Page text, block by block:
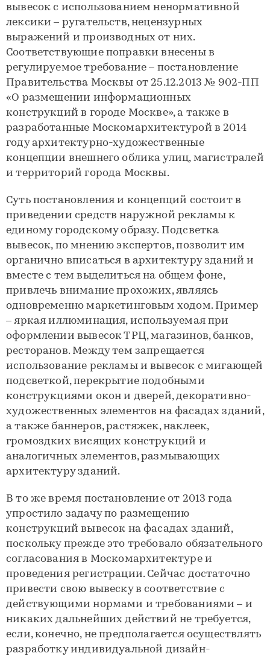
вывесок с использованием ненормативной
лексики – ругательств, нецензурных
выражений и производных от них.
Соответствующие поправки внесены в
регулируемое требование – постановление
Правительства Москвы от 25.12.2013 № 902-ПП
«О размещении информационных
конструкций в городе Москве», а также в
разработанные Москомархитектурой в 2014
году архитектурно-художественные
концепции внешнего облика улиц, магистралей
и территорий города Москвы.
Суть постановления и концепций состоит в
приведении средств наружной рекламы к
единому городскому образу. Подсветка
вывесок, по мнению экспертов, позволит им
органично вписаться в архитектуру зданий и
вместе с тем выделиться на общем фоне,
привлечь внимание прохожих, являясь
одновременно маркетинговым ходом. Пример
– яркая иллюминация, используемая при
оформлении вывесок ТРЦ, магазинов, банков,
ресторанов. Между тем запрещается
использование рекламы и вывесок с мигающей
подсветкой, перекрытие подобными
конструкциями окон и дверей, декоративно-
художественных элементов на фасадах зданий,
а также баннеров, растяжек, наклеек,
громоздких висящих конструкций и
аналогичных элементов, размывающих
архитектуру зданий.
В то же время постановление от 2013 года
упростило задачу по размещению
конструкций вывесок на фасадах зданий,
поскольку прежде это требовало обязательного
согласования в Москомархитектуре и
проведения регистрации. Сейчас достаточно
привести свою вывеску в соответствие с
действующими нормами и требованиями – и
никаких дальнейших действий не требуется,
если, конечно, не предполагается осуществлять
разработку индивидуальной дизайн-